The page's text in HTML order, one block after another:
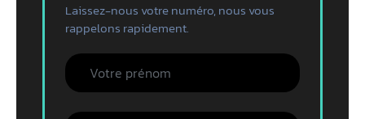
Laissez-nous votre numéro, nous vous
rappelons rapidement.